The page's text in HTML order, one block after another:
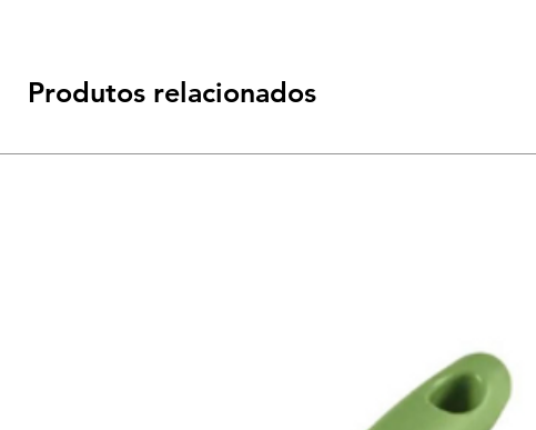
Produtos relacionados